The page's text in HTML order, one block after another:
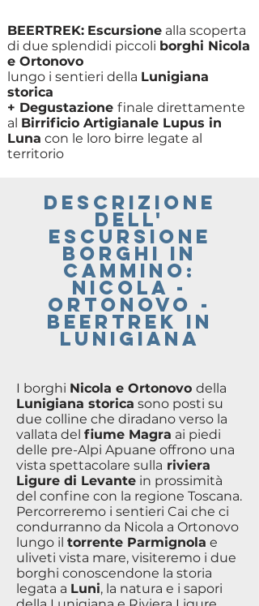
BEERTREK: Escursione alla scoperta
di due splendidi piccoli borghi Nicola
e Ortonovo
lungo i sentieri della Lunigiana
storica
+ Degustazione finale direttamente
al Birrificio Artigianale Lupus in
Luna con le loro birre legate al
territorio
descrizione
delL'
escursione
Borghi in
cammino:
Nicola -
Ortonovo -
BeerTrek in
Lunigiana
I borghi Nicola e Ortonovo della
Lunigiana storica sono posti su
due colline che diradano verso la
vallata del fiume Magra ai piedi
delle pre-Alpi Apuane offrono una
vista spettacolare sulla riviera
Ligure di Levante in prossimità
del confine con la regione Toscana.
Percorreremo i sentieri Cai che ci
condurranno da Nicola a Ortonovo
lungo il torrente Parmignola e
uliveti vista mare, visiteremo i due
borghi conoscendone la storia
legata a Luni, la natura e i sapori